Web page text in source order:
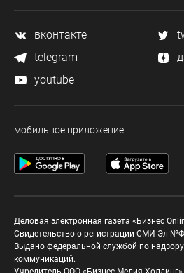
вконтакте
telegram
youtube
мобильное приложение
Деловая электронная газета «Бизнес
Свидетельство о регистрации СМИ Эл
Выдано федеральной службой по
коммуникаций.